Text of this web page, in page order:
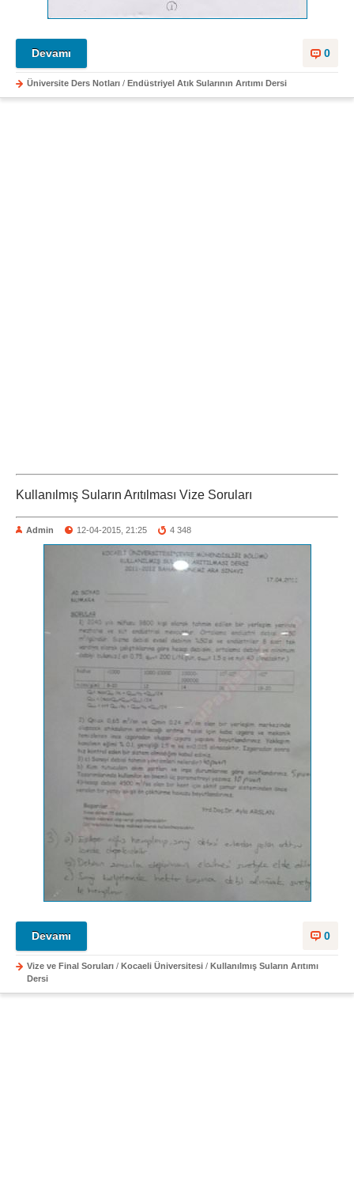
0
Devamı
Üniversite Ders Notları / Endüstriyel Atık Sularının Arıtımı Dersi
Kullanılmış Suların Arıtılması Vize Soruları
Admin 12-04-2015, 21:25 4 348
0
Devamı
Vize ve Final Soruları / Kocaeli Üniversitesi / Kullanılmış Suların Arıtımı
Dersi